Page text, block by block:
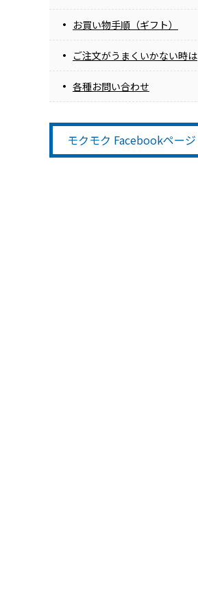
お買い物手順（ギフト）
ご注文がうまくいかない時は
各種お問い合わせ
モクモク Facebookページ